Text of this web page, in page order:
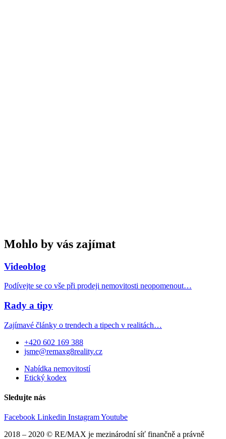
Mohlo by vás zajímat
Videoblog
Podívejte se co vše při prodeji nemovitosti neopomenout…
Rady a tipy
Zajímavé články o trendech a tipech v realitách…
+420 602 169 388
jsme@remaxg8reality.cz
Nabídka nemovitostí
Etický kodex
Sledujte nás
Facebook Linkedin InstagramYoutube
2018 – 2020 © RE/MAX je mezinárodní síť finančně a právně